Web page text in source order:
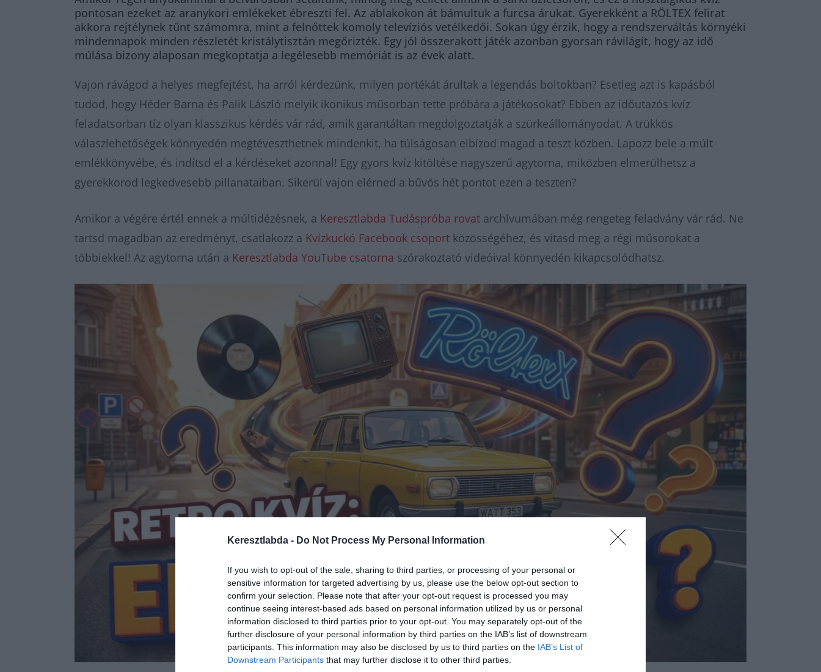
Keresztlabda - Do Not Process My Personal Information
If you wish to opt-out of the sale, sharing to third parties, or processing of your personal or
sensitive information for targeted advertising by us, please use the below opt-out section to
confirm your selection. Please note that after your opt-out request is processed you may
continue seeing interest-based ads based on personal information utilized by us or personal
information disclosed to third parties prior to your opt-out. You may separately opt-out of the
further disclosure of your personal information by third parties on the IAB’s list of downstream
participants. This information may also be disclosed by us to third parties on the IAB’s List of
Downstream Participants that may further disclose it to other third parties.
pontosan ezeket az aranykori emlékeket ébreszti fel. Az ablakokon át bámultuk a furcsa árukat. Gyerekként a RÖLTEX felirat
akkora rejtélynek tűnt számomra, mint a felnőttek komoly televíziós vetélkedői. Sokan úgy érzik, hogy a rendszerváltás környéki
mindennapok minden részletét kristálytisztán megőrizték. Egy jól összerakott játék azonban gyorsan rávilágít, hogy az idő
múlása bizony alaposan megkoptatja a legélesebb memóriát is az évek alatt.
Vajon rávágod a helyes megfejtést, ha arról kérdezünk, milyen portékát árultak a legendás boltokban? Esetleg azt is kapásból
tudod, hogy Héder Barna és Palik László melyik ikonikus műsorban tette próbára a játékosokat? Ebben az időutazós kvíz
feladatsorban tíz olyan klasszikus kérdés vár rád, amik garantáltan megdolgoztatják a szürkeállományodat. A trükkös
válaszlehetőségek könnyedén megtéveszthetnek mindenkit, ha túlságosan elbízod magad a teszt közben. Lapozz bele a múlt
emlékkönyvébe, és indítsd el a kérdéseket azonnal! Egy gyors kvíz kitöltése nagyszerű agytorna, miközben elmerülhetsz a
gyerekkorod legkedvesebb pillanataiban. Sikerül vajon elérned a bűvös hét pontot ezen a teszten?
Amikor a végére értél ennek a múltidézésnek, a Keresztlabda Tudáspróba rovat archívumában még rengeteg feladvány vár rád. Ne
tartsd magadban az eredményt, csatlakozz a Kvízkuckó Facebook csoport közösségéhez, és vitasd meg a régi műsorokat a
többiekkel! Az agytorna után a Keresztlabda YouTube csatorna szórakoztató videóival könnyedén kikapcsolódhatsz.